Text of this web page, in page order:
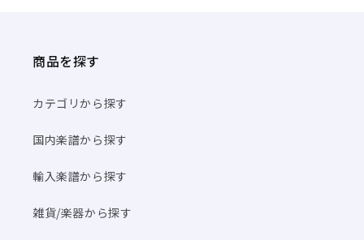
商品を探す
カテゴリから探す
国内楽譜から探す
輸入楽譜から探す
雑貨/楽器から探す